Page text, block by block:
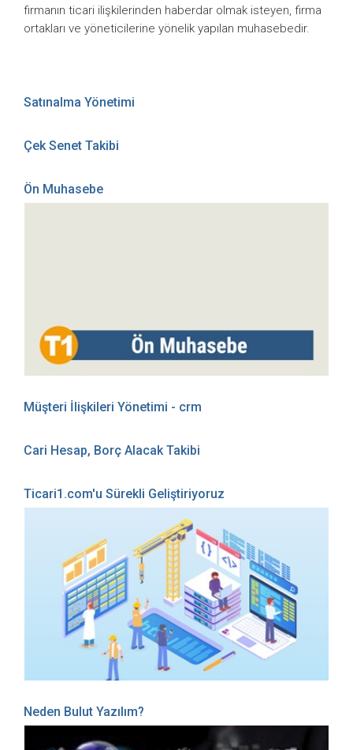
firmanın ticari ilişkilerinden haberdar olmak isteyen, firma
ortakları ve yöneticilerine yönelik yapılan muhasebedir.
Satınalma Yönetimi
Çek Senet Takibi
Ön Muhasebe
Müşteri İlişkileri Yönetimi - crm
Cari Hesap, Borç Alacak Takibi
Ticari1.com'u Sürekli Geliştiriyoruz
Neden Bulut Yazılım?